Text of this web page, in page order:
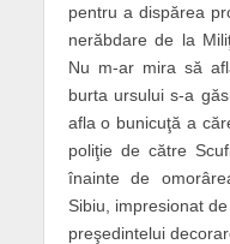
pentru a dispărea
nerăbdare de la
Nu m-ar mira să
burta ursului s-a
afla o bunicuţă a
poliţie de către
înainte de
Sibiu, impresionat
preşedintelui